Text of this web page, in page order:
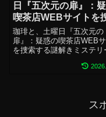
日『五次元の扉』：
喫茶店WEBサイトを
する謎解きミステリー
ム (ARG)【2026年
前編無料 後編有料
珈琲と、土曜日『五次元の
扉』：疑惑の喫茶店WEB
を捜索する謎解きミステリ
食っていく様ゲーム概要調
ス